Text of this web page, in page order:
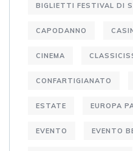
BIGLIETTI FESTIVAL DI
CAPODANNO
CINEMA
CONFARTIGIANATO
ESTATE EUROPA
EVENTO EVENTO